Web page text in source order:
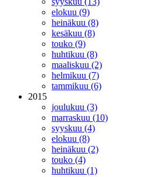
elokuu (9)
heinäkuu (8)
kesäkuu (8)
touko (9)
huhtikuu (8)
maaliskuu (2)
helmikuu (7)
tammikuu (6)
2015
joulukuu (3)
marraskuu (10)
syyskuu (4)
elokuu (8)
heinäkuu (2)
touko (4)
huhtikuu (1)